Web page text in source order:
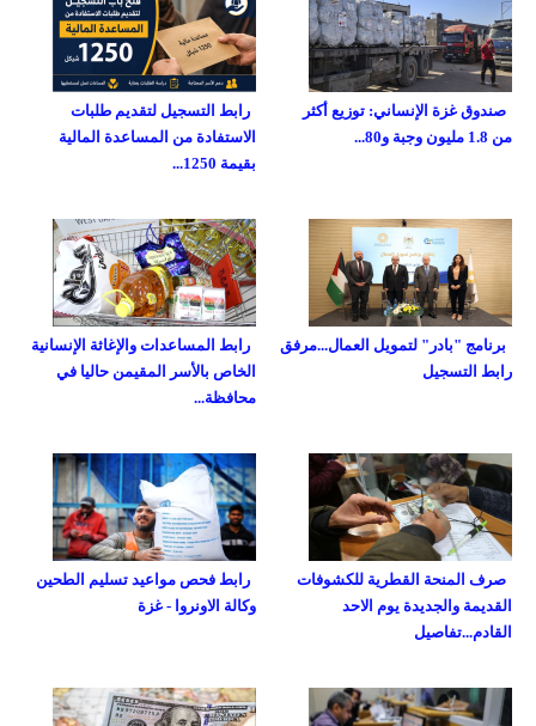
رابط التسجيل لتقديم طلبات
الاستفادة من المساعدة المالية
بقيمة 1250...
صندوق غزة الإنساني: توزيع أكثر
من 1.8 مليون وجبة و80...
رابط المساعدات والإغاثة الإنسانية
الخاص بالأسر المقيمن حاليا في
محافظة...
برنامج "بادر" لتمويل العمال...مرفق
رابط التسجيل
رابط فحص مواعيد تسليم الطحين
وكالة الاونروا - غزة
صرف المنحة القطرية للكشوفات
القديمة والجديدة يوم الاحد
القادم...تفاصيل